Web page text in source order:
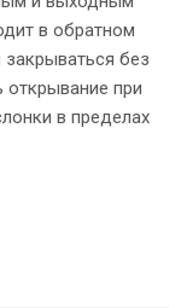
в обратном
без
открывание при
в пределах